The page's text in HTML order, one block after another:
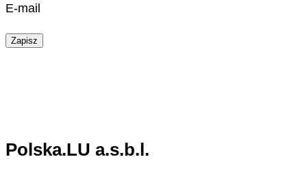
E-mail
Zapisz
Polska.LU a.s.b.l.